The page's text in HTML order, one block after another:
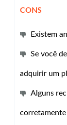
CONS
Existem
Se você
adquirir um
Alguns
corretamente